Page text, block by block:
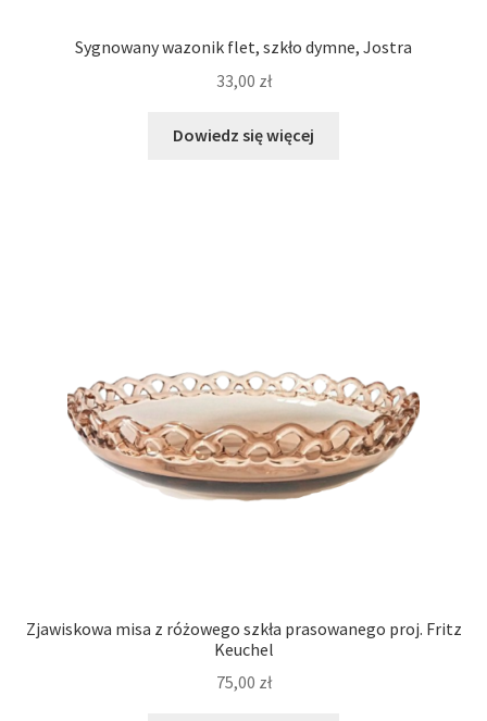
Sygnowany wazonik flet, szkło dymne, Jostra
33,00 zł
Dowiedz się więcej
Zjawiskowa misa z różowego szkła prasowanego proj. Fritz
Keuchel
75,00 zł